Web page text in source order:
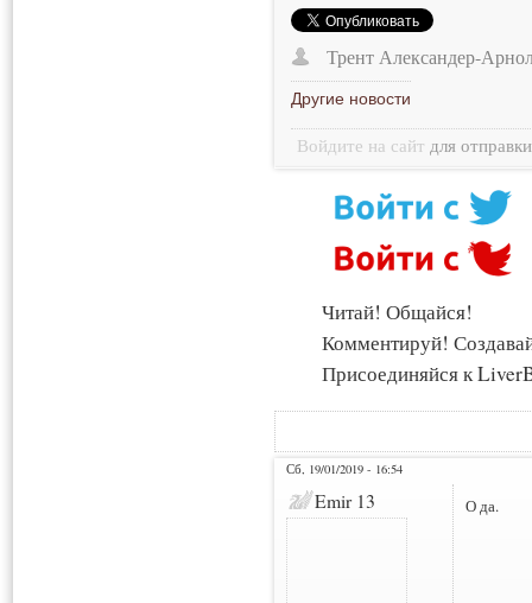
Трент Александер-
Другие новости
Войдите на сайт для
Читай! Общайся!
Комментируй!
Присоединяйся к
Сб, 19/01/2019 - 16:54
Emir 13 О да.